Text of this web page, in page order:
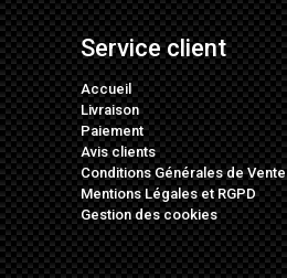
Service client
Accueil
Livraison
Paiement
Avis clients
Conditions Générales de Vente
Mentions LégalesetRGPD
Gestion des cookies